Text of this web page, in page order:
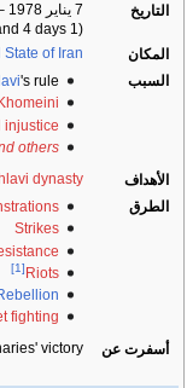
التاريخ
7 يناير 1978
– 11
(1 years, 1 months and 4 days)
المكان
State of Iran
السبب
's rule
injustice
others
الأهداف
dynasty
الطرق
Strikes
Riots
[1]
fighting
أسفرت عن
victory